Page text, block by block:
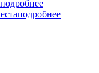
подробнее
подробнее